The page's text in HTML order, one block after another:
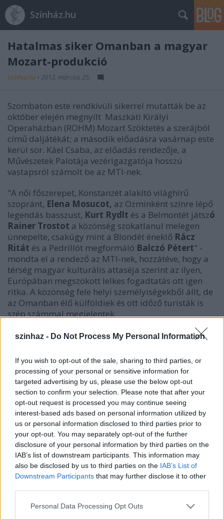
szinhaz - Do Not Process My Personal Information
If you wish to opt-out of the sale, sharing to third parties, or
processing of your personal or sensitive information for
targeted advertising by us, please use the below opt-out
section to confirm your selection. Please note that after your
opt-out request is processed you may continue seeing
interest-based ads based on personal information utilized by
us or personal information disclosed to third parties prior to
your opt-out. You may separately opt-out of the further
disclosure of your personal information by third parties on the
IAB’s list of downstream participants. This information may
also be disclosed by us to third parties on the IAB’s List of
Downstream Participants that may further disclose it to other
Please note that this website/app uses one or more Google
Personal Data Processing Opt Outs
Színház.hu
Hatalmas siker Omanban a magyar
Mozart-produkció
szinhazhu • 2012. március 25.
Szombaton este rendkívüli sikerrel mutatták be az
október elején megnyílt Maszkati Királyi
Operaházban (ROHM) Mozart Szöktetés a szerájból
című daljátékát; a második előadásra vasárnap este
kerül sor. Káel Csaba, az előadás rendezője, a
Művészetek Palotája vezérigazgatója hosszú
vastapsról számolt be az MTI-nek.
"A női főszerepet, Konstanzét alakító világhírű
szopránt, Elena Mosucot, az Ozminként színre lépő
legendás basszust, Kurt Rydlt és a Belmontét játszó
Rainer Trostot a közönség szokatlanul melegen
ünnepelte, csakúgy mint a Blondét éneklő Rácz
Ritát és a Pedrillót megformáló Balczó Pétert" -
mondta el a rendező az MTI-nek, hozzátéve, hogy a
térség magyar kulturális attaséja szerint az ilyen,
Európában megszokott lelkes fogadtatás ott igen
ritka. A közönség fele helyi személyiségekből állt, de
az Omanban élő külföldiek és ott időző turisták is
szép számmal megjelentek.
"A díszlet - Csikós Attila2002-es munkája - mintha
ide készült volna, az arab-mór motívumokból épült
kulissza tökéletesen illeszkedik a színház belső
teréhez. Minden elem, kellék időben ideért,
zökkenőmentes előkészületek után gördül föl a